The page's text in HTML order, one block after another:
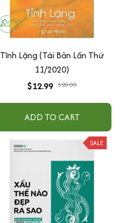
Tĩnh Lặng (Tái Bản Lần Thứ
11/2020)
$12.99 $20.00
ADD TO CART
SALE